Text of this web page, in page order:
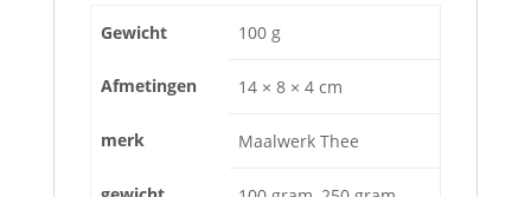
Gewicht 100 g
Afmetingen 14 × 8 × 4 cm
merk Maalwerk Thee